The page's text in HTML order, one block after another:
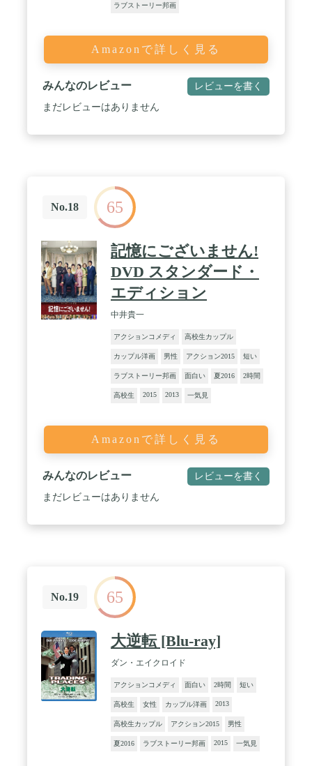
ラブストーリー邦画
Amazonで詳しく見る
みんなのレビュー レビューを書く
まだレビューはありません
No.18 65
記憶にございません!
DVD スタンダード・
エディション
中井貴一
アクションコメディ 高校生カップル
カップル洋画 男性 アクション2015 短い
ラブストーリー邦画 面白い 夏2016 2時間
高校生 2015 2013 一気見
Amazonで詳しく見る
みんなのレビュー レビューを書く
まだレビューはありません
No.19 65
大逆転 [Blu-ray]
ダン・エイクロイド
アクションコメディ 面白い 2時間 短い
高校生 女性 カップル洋画 2013
高校生カップル アクション2015 男性
夏2016 ラブストーリー邦画 2015 一気見